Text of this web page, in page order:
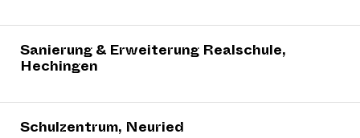
Sanierung & Erweiterung Realschule,
Hechingen
Schulzentrum, Neuried